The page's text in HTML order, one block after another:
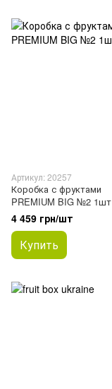
Артикул: 20257
Коробка с фруктами
PREMIUM BIG №2 1шт
4 459 грн/шт
Купить